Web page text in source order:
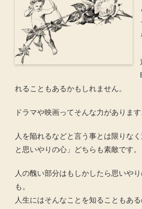
れることもあるかもしれません。
ドラマや映画ってそんな力があります
人を陥れるなどと言う事とは限りな
と思いやりの心」どちらも素敵です。
人の醜い部分はもしかしたら思いや
も。
人生にはそんなことを知ることもある